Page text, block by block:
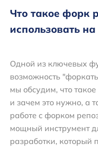
Что такое форк
использовать
Одной из ключевых
возможность
мы обсудим, что
и зачем это нужно, а
работе с форком
мощный инструмент
разработки, который